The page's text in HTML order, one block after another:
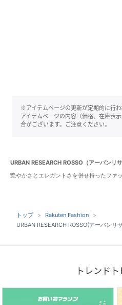
※アイテムページの更新が定期的に行
アイテムページの内容（価格、在庫表
合がございます。ご注意ください。
URBAN RESEARCH ROSSO（アーバンリ
艶やかさとエレガントさを併せ持ったファ
トップ
Rakuten Fashion
URBAN RESEARCH ROSSO(アーバンリ
トレンド